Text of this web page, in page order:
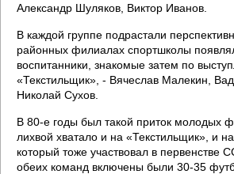
Александр Шуляков, Виктор Иванов.
В каждой группе подрастали
районных филиалах спортшколы
воспитанники, знакомые затем по
«Текстильщик», - Вячеслав Малекин,
Николай Сухов.
В 80-е годы был такой приток молодых
лихвой хватало и на «Текстильщик», и
который тоже участвовал в первенстве
обеих команд включены были 30-35